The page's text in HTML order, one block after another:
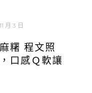
月 3 日
糬 程文照
口感Ｑ軟讓